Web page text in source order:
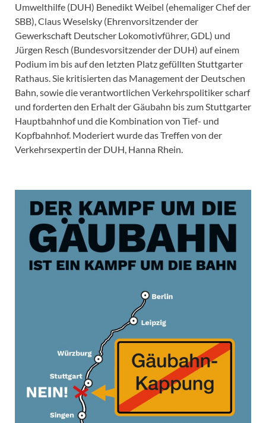
Umwelthilfe (DUH) Benedikt Weibel (ehemaliger Chef der
SBB), Claus Weselsky (Ehrenvorsitzender der
Gewerkschaft Deutscher Lokomotivführer, GDL) und
Jürgen Resch (Bundesvorsitzender der DUH) auf einem
Podium im bis auf den letzten Platz gefüllten Stuttgarter
Rathaus. Sie kritisierten das Management der Deutschen
Bahn, sowie die verantwortlichen Verkehrspolitiker scharf
und forderten den Erhalt der Gäubahn bis zum Stuttgarter
Hauptbahnhof und die Kombination von Tief- und
Kopfbahnhof. Moderiert wurde das Treffen von der
Verkehrsexpertin der DUH, Hanna Rhein.